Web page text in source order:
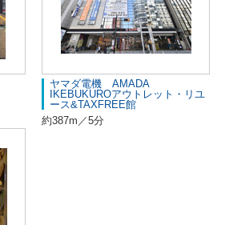
ヤマダ電機 AMADA
IKEBUKUROアウトレット・リユ
ース&TAXFREE館
約387m／5分